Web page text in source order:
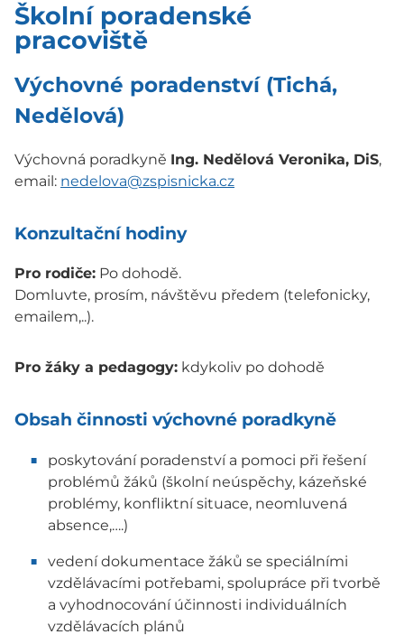
Školní poradenské
pracoviště
Výchovné poradenství (Tichá,
Nedělová)
Výchovná poradkyně Ing. Nedělová Veronika, DiS,
email: nedelova@zspisnicka.cz
Konzultační hodiny
Pro rodiče: Po dohodě.
Domluvte, prosím, návštěvu předem (telefonicky,
emailem,..).
Pro žáky a pedagogy: kdykoliv po dohodě
Obsah činnosti výchovné poradkyně
poskytování poradenství a pomoci při řešení
problémů žáků (školní neúspěchy, kázeňské
problémy, konfliktní situace, neomluvená
absence,….)
vedení dokumentace žáků se speciálními
vzdělávacími potřebami, spolupráce při tvorbě
a vyhodnocování účinnosti individuálních
vzdělávacích plánů